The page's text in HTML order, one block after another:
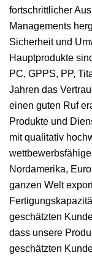
fortschrittlicher
Managements
Sicherheit und
Hauptprodukte
PC, GPPS, PP,
Jahren das
einen guten Ruf
Produkte und
mit qualitativ
Nordamerika,
ganzen Welt
geschätzten
dass unsere
geschätzten